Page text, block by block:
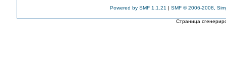
Powered by SMF 1.1.21 | SMF © 2006-2008,
Страница